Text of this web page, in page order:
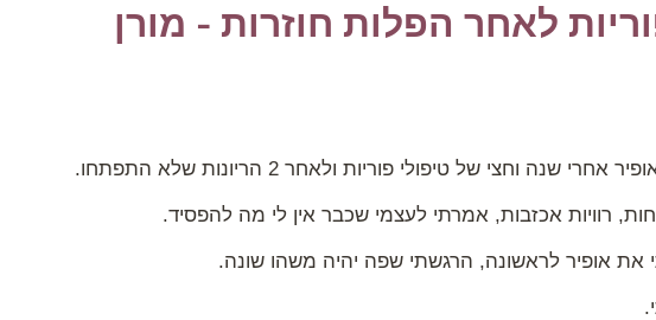
לאחר הפלות חוזרות - מורן
אחרי שנה וחצי של טיפולי פוריות ולאחר 2 הריונות שלא התפתחו.
רוויות אכזבות, אמרתי לעצמי שכבר אין לי מה להפסיד.
את אופיר לראשונה, הרגשתי שפה יהיה משהו שונה.